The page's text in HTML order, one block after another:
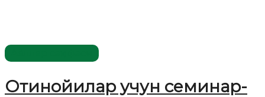
Отинойилар учун семинар-